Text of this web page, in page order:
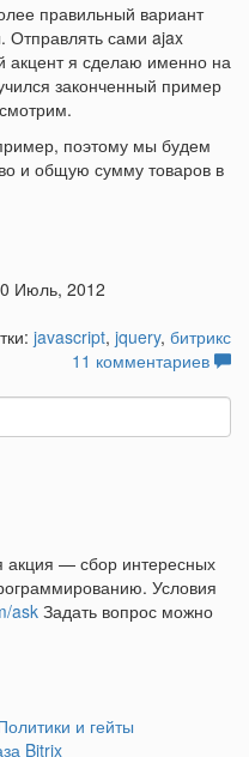
правильный вариант
Отправлять сами ajax
акцент я сделаю именно на
законченный пример
поэтому мы будем
и общую сумму товаров в
Июль, 2012
javascript, jquery, битрикс
11 комментариев
акция — сбор интересных
Условия
ask Задать вопрос можно
и гейты
Bitrix